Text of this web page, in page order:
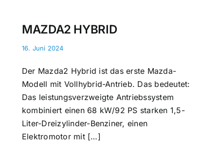
MAZDA2 HYBRID
16. Juni 2024
Der Mazda2 Hybrid ist das erste Mazda-
Modell mit Vollhybrid-Antrieb. Das bedeutet:
Das leistungsverzweigte Antriebssystem
kombiniert einen 68 kW/92 PS starken 1,5-
Liter-Dreizylinder-Benziner, einen
Elektromotor mit […]